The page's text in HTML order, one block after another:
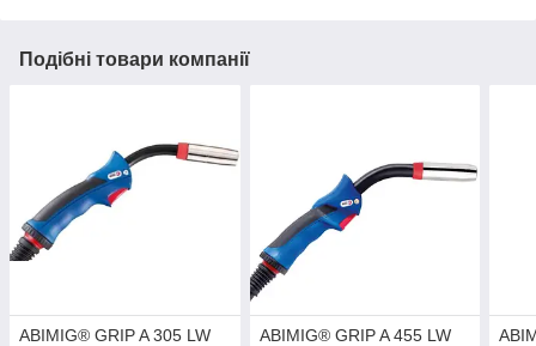
Подібні товари компанії
ABIMIG® GRIP A 305 LW
ABIMIG® GRIP A 455 LW